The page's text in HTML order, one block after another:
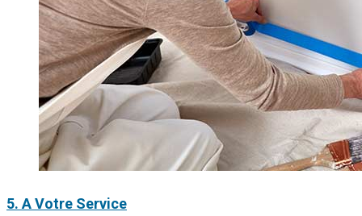
5. A Votre Service